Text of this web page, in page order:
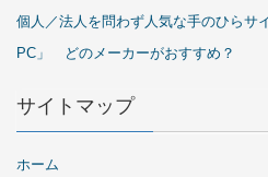
個人／法人を問わず人気な手のひらサ
PC」 どのメーカーがおすすめ？
サイトマップ
ホーム